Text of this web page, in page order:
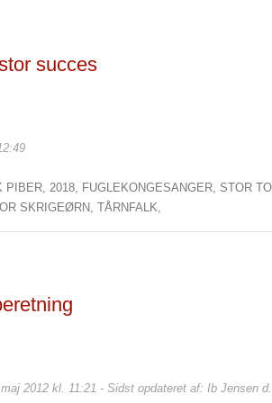
succes
PIBER,2018, FUGLEKONGESANGER, STOR
SKRIGEØRN,TÅRNFALK,
2012 kl. 11:21 - Sidst opdateret af: Ib Jensen